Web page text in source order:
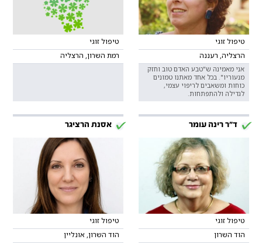
טיפול זוגי
הרצליה, רעננה
אני מאמינה ש"טבע האדם טוב וחזק
מנעוריו". בכל אחד מאתנו טמונים
כוחות ומשאבים לריפוי עצמי,
לגדילה ולהתפתחות.
טיפול זוגי
רמת השרון, הרצליה
ד"ר רינה עומר
טיפול זוגי
הוד השרון
אסנת הרציגר
טיפול זוגי
הוד השרון, אונליין